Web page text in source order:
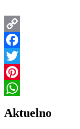
Copy
Link
Facebook
Twitter
Pinterest
Aktuelno